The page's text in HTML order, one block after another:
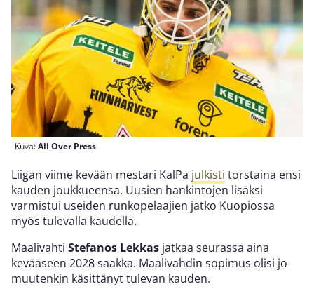
Kuva:All Over Press
Liigan viime kevään mestari KalPa julkisti torstaina ensi
kauden joukkueensa. Uusien hankintojen lisäksi
varmistui useiden runkopelaajien jatko Kuopiossa
myös tulevalla kaudella.
Maalivahti Stefanos Lekkas jatkaa seurassa aina
kevääseen 2028 saakka. Maalivahdin sopimus olisi jo
muutenkin käsittänyt tulevan kauden.